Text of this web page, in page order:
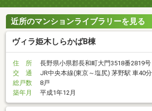
近所のマンションライブラリーを見る
ヴィラ姫木しらかばB棟
住 所
長野県小県郡長和町大門3518番2819号
交 通
JR中央本線(東京～塩尻) 茅野駅 車40分
総戸数
8戸
築年月
平成1年12月